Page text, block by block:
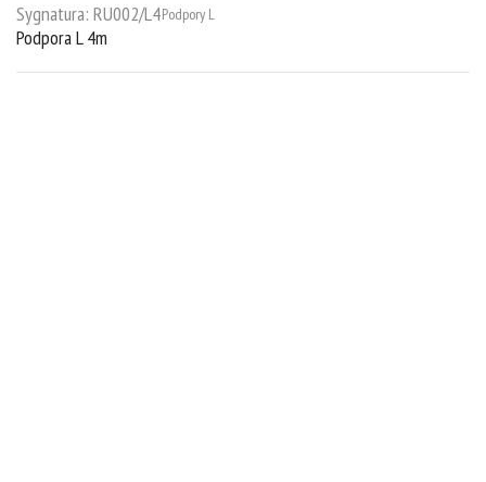
Sygnatura: RU002/L4Podpory L
Podpora L 4m